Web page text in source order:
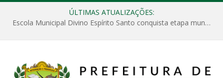
ÚLTIMAS ATUALIZAÇÕES:
Escola Municipal Divino Espírito Santo conquista etapa municipal da V Feira Amazonense de Matemática